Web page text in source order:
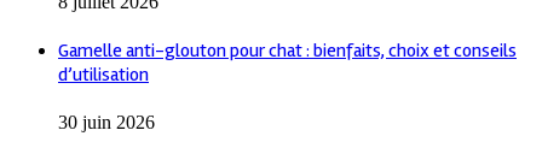
Gamelle anti-glouton pour chat : bienfaits, choix et conseils
d’utilisation
30 juin 2026